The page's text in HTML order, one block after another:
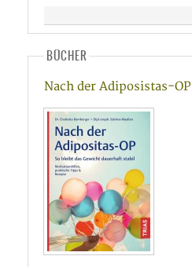
BÜCHER
Nach der Adiposistas-OP